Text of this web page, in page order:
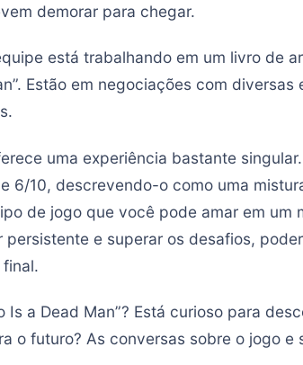
demorar para chegar.
está trabalhando em um livro de
Estão em negociações com diversas
uma experiência bastante
6/10, descrevendo-o como uma
de jogo que você pode amar em um
e superar os desafios,
Is a Dead Man”? Está curioso para
o futuro? As conversas sobre o jogo e